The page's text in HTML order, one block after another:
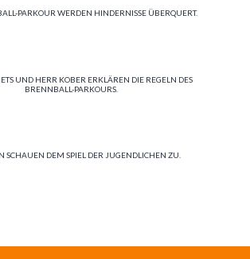
PARKOUR WERDEN HINDERNISSE ÜBERQUERT.
UND HERR KOBER ERKLÄREN DIE REGELN DES
BRENNBALL-PARKOURS.
SCHAUEN DEM SPIEL DER JUGENDLICHEN ZU.